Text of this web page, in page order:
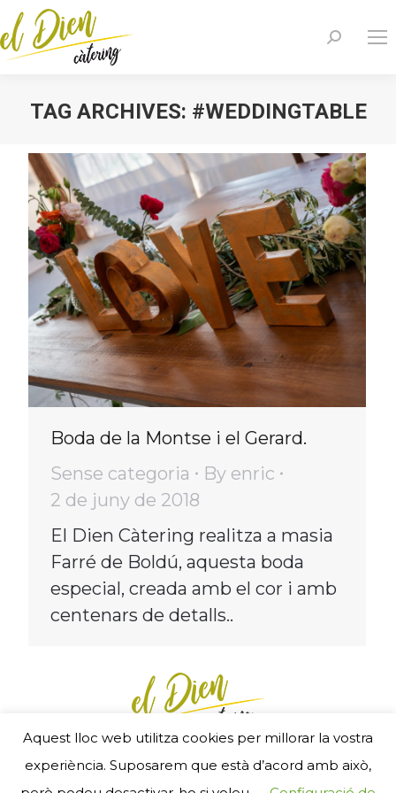
Search:
TAG ARCHIVES: #WEDDINGTABLE
Boda de la Montse i el Gerard.
Sense categoria
By enric
2 de juny de 2018
El Dien Càtering realitza a masia
Farré de Boldú, aquesta boda
especial, creada amb el cor i amb
centenars de detalls..
Menú Footer
- RGSEAA 25240 11 05 2 5 00007 - © 2017
Aquest lloc web utilitza cookies per millorar la vostra
experiència. Suposarem que està d’acord amb això,